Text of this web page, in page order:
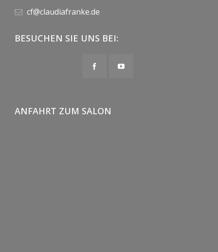
cf@claudiafranke.de
BESUCHEN SIE UNS BEI:
ANFAHRT ZUM SALON